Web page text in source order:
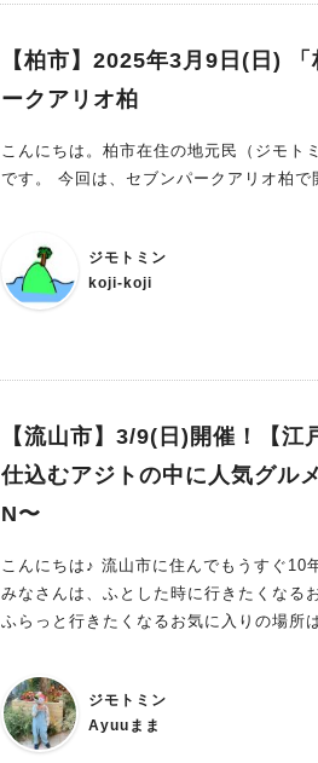
【柏市】2025年3月9日(日)
ークアリオ柏
こんにちは。柏市在住の地元民（ジモト
です。 今回は、セブンパークアリ
ジモトミン
koji-koji
【流山市】3/9(日)開催！【
仕込むアジトの中に人気グル
N〜
こんにちは♪ 流山市に住んでもうすぐ
みなさんは、ふとした時に行きたくなるお気に入
ふらっと行きたくなるお気に入りの場所
第2回目の開催！ 流山家守舎さんが主催する 【江戸川台MAKE’s BASE vol.2 】の開催が遂に！決
定〜 待ちに待った開催に今からわくわ
くさん！ 当日の詳細をご紹介します
ジモトミン
Ayuuまま